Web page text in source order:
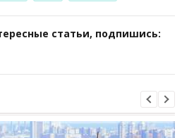
статьи, подпишись: